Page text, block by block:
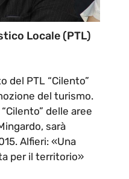
Locale (PTL)
del PTL “Cilento”
del turismo.
delle aree
sarà
Alfieri: «Una
per il territorio»